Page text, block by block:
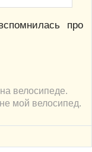
про
велосипеде.
мой велосипед.